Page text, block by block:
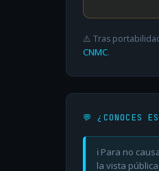
⚠️ Tras
CNMC.
💬 ¿CONOCES
ℹ️ Para no
la vista